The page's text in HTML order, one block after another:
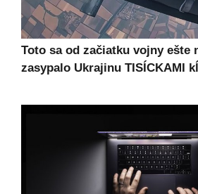
Toto sa od začiatku vojny ešte
zasypalo Ukrajinu TISÍCKAMI